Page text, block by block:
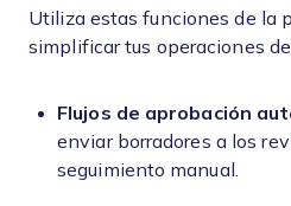
Utiliza estas funciones de la
simplificar tus operaciones
Flujos de aprobación
enviar borradores a los
seguimiento manual.